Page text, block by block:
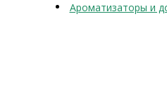
Ароматизаторы и